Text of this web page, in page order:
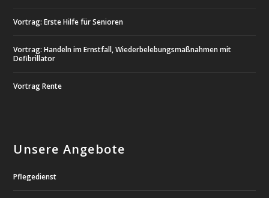
Vortrag: Erste Hilfe für Senioren
Vortrag: Handeln im Ernstfall, Wiederbelebungsmaßnahmen mit
Defibrillator
Vortrag Rente
Unsere Angebote
Pflegedienst